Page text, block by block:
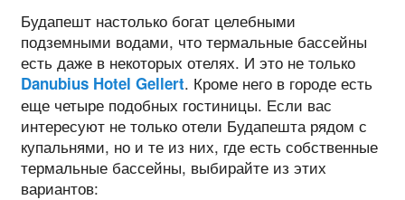
Будапешт настолько богат целебными
подземными водами, что термальные бассейны
есть даже в некоторых отелях. И это не только
Danubius Hotel Gellert. Кроме него в городе есть
еще четыре подобных гостиницы. Если вас
интересуют не только отели Будапешта рядом с
купальнями, но и те из них, где есть собственные
термальные бассейны, выбирайте из этих
вариантов: